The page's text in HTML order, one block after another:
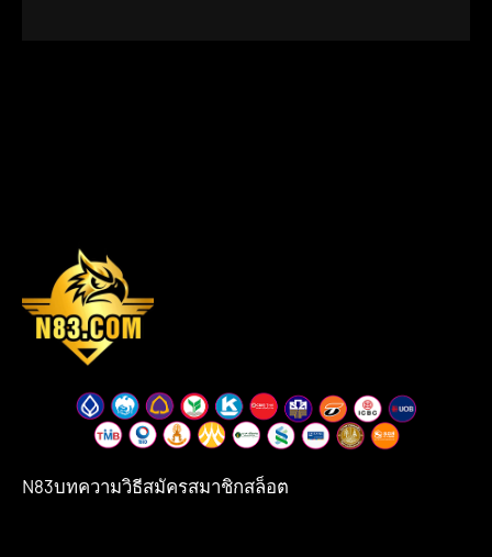
N83บทความวิธีสมัครสมาชิกสล็อต